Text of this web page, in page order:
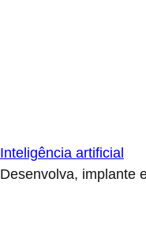
Inteligência artificial
Desenvolva, implante